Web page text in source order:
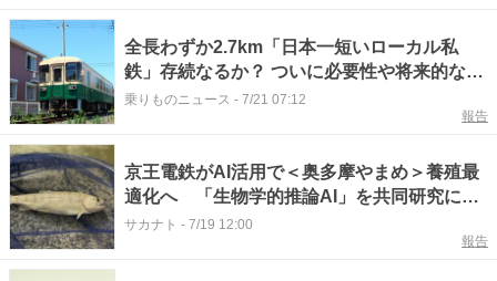
全長わずか2.7km「日本一短いローカル私
鉄」存続なるか？ ついに必要性や将来的なあ
り方を調査へ
乗りものニュース - 7/21 07:12
報告
京王電鉄がAI活用で＜奥多摩やまめ＞養殖最
適化へ 「生物学的推論AI」を共同研究に導
入
サカナト - 7/19 12:00
報告